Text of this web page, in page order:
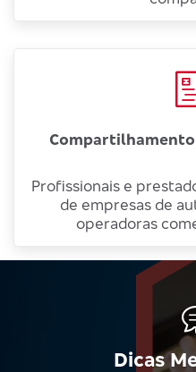
Profissionais e
de empresas de
operadoras
Dicas